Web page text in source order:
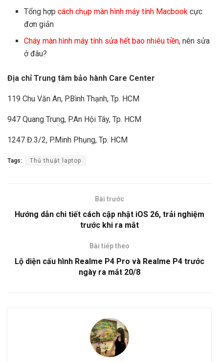
Tổng hợpcách chụp màn hình máy tính Macbook cực
đơn giản
Cháy màn hình máy tính sửa hết bao nhiêu tiền, nên sửa
ở đâu?
Địa chỉ Trung tâm bảo hành Care Center
119 Chu Văn An, P.Bình Thạnh, Tp. HCM
947 Quang Trung, P.An Hội Tây, Tp. HCM
1247 Đ.3/2, P.Minh Phụng, Tp. HCM
Tags: Thủ thuật laptop
Bài trước
Hướng dẫn chi tiết cách cập nhật iOS 26, trải nghiệm
trước khi ra mắt
Bài tiếp theo
Lộ diện cấu hình Realme P4 Pro và Realme P4 trước
ngày ra mắt 20/8